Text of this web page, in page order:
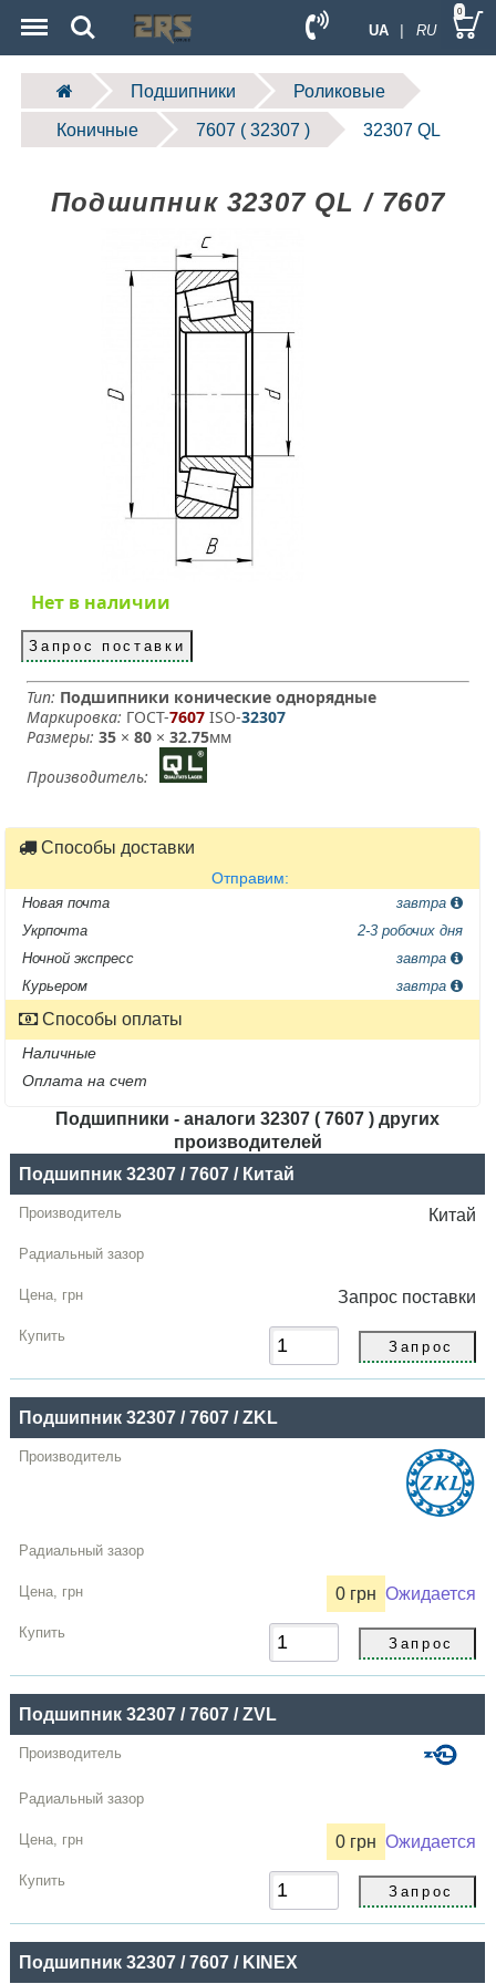
UA | RU
Search 0
Подшипники Роликовые
Коничные 7607 ( 32307 ) 32307 QL
Подшипник 32307 QL / 7607
Нет в наличии
Запрос поставки
Тип: Подшипники конические однорядные
Маркировка: ГОСТ-7607 ­ ISO-32307
Размеры: 35 ×80 ×32.75мм
Производитель:
Способы доставки
Отправим:
Новая почта
завтра
Укрпочта
2-3 робочих дня
Ночной экспресс
завтра
Курьером
завтра
Способы оплаты
Наличные
Оплата на счет
Подшипники - аналоги 32307 ( 7607 ) других
производителей
Название
Производитель
Радиальный
грн
Купить
Подшипник 32307 / 7607 / Китай
Китай
Запрос поставки
Подшипник 32307 / 7607 / ZKL
0 грн Ожидается
Подшипник 32307 / 7607 / ZVL
0 грн Ожидается
Подшипник 32307 / 7607 / KINEX